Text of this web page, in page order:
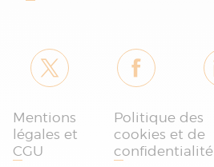
Mentions
légales et
CGU
Politique des
cookies et de
confidentialité